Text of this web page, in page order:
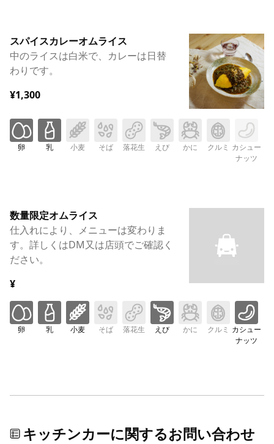
スパイスカレーオムライス
中のライスは白米で、カレーは日替
わりです。
¥1,300
卵 乳 小麦 そば 落花生 えび かに クルミ カシュー
ナッツ
数量限定オムライス
仕入れにより、メニューは変わりま
す。詳しくはDM又は店頭でご確認く
ださい。
¥
卵 乳 小麦 そば 落花生 えび かに クルミ カシュー
ナッツ
キッチンカーに関するお問い合わせ